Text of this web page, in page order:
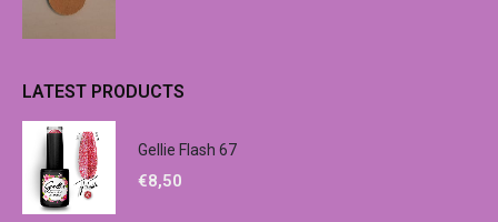
LATEST PRODUCTS
Gellie Flash 67
€8,50